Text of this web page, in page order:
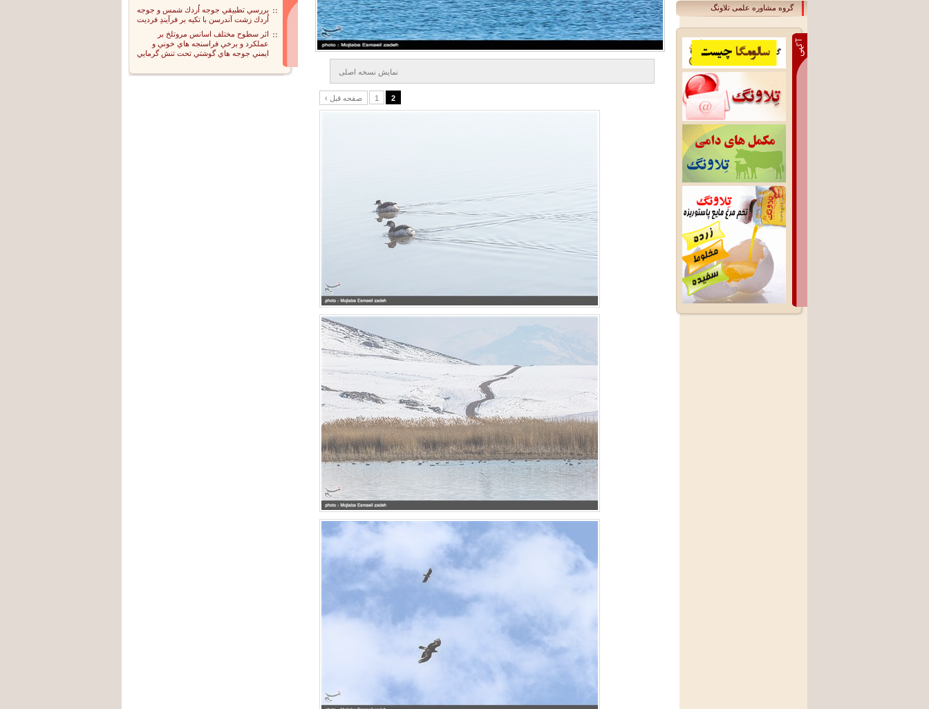
گروه مشاوره علمی تلاونگ
نمايش نسخه اصلی
‹ صفحه قبل 1 2
بررسي تطبيقي جوجه اُردك شمس و جوجه
اُردك زشت آندرسن با تكيه بر فرآيندِ فرديت
اثر سطوح مختلف اسانس مروتلخ بر
عملكرد و برخي فراسنجه هاي خوني و
ايمني جوجه هاي گوشتي تحت تنش گرمايي